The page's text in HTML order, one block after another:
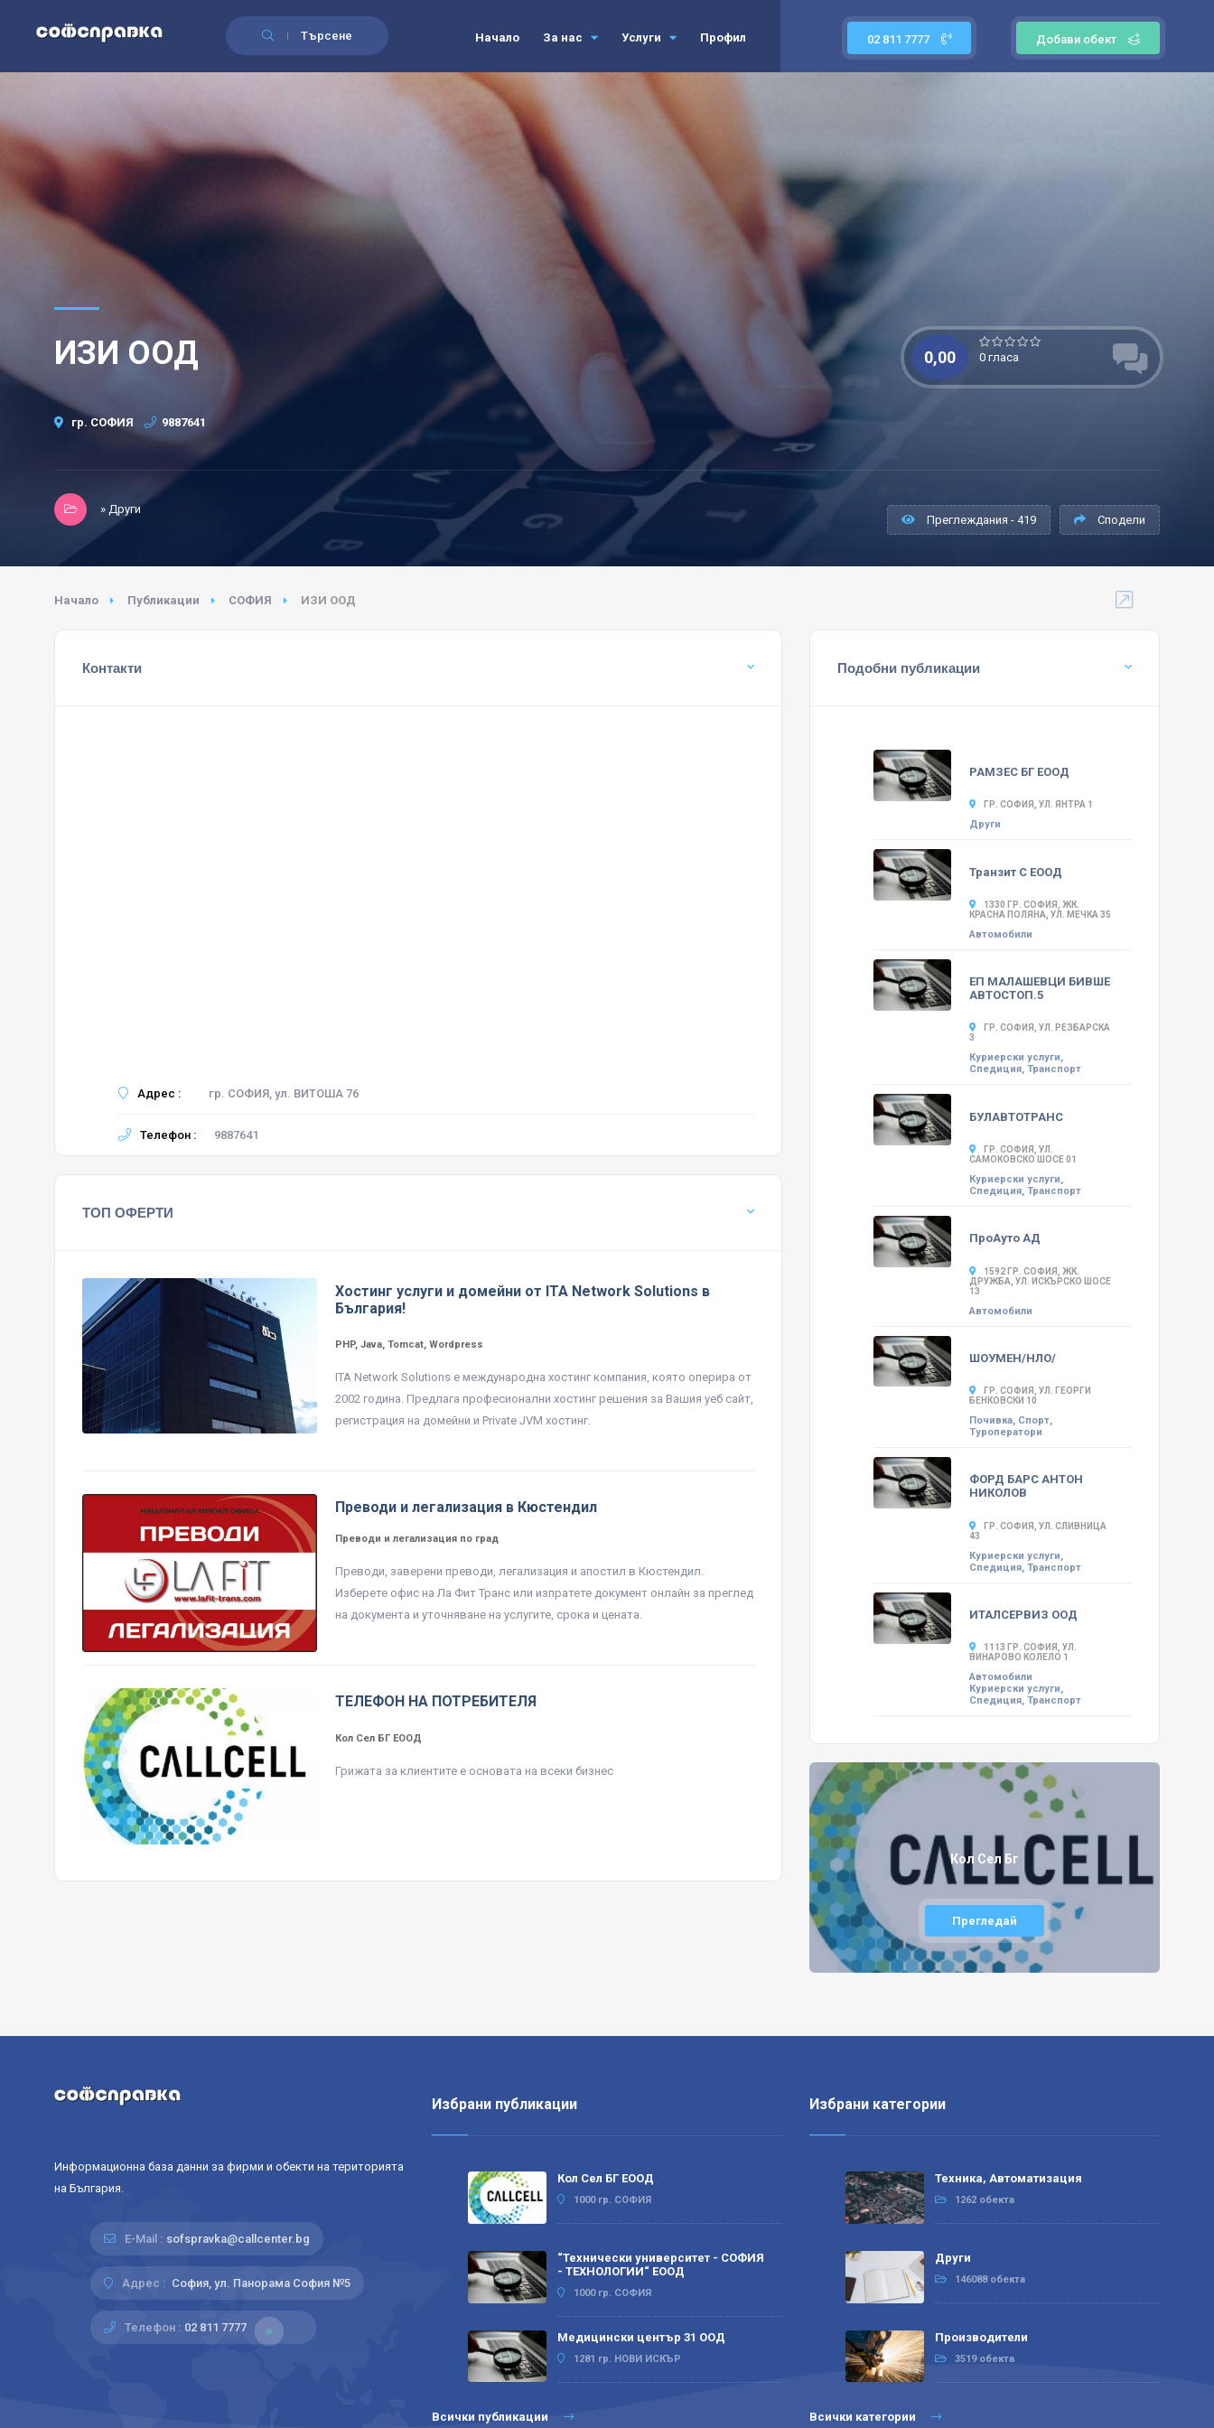
Търсене Добави обект
02 811 7777
Начало За нас Услуги Профил
ИЗИ ООД
гр. СОФИЯ 9887641
0,00 0 гласа
» Други
Преглеждания - 419
Сподели
Начало Публикации СОФИЯ ИЗИ ООД
Контакти
Адрес : гр. СОФИЯ, ул. ВИТОША 76
Телефон : 9887641
ТОП ОФЕРТИ
Хостинг услуги и домейни от ITA Network Solutions в
България!
PHP, Java, Tomcat, Wordpress
ITA Network Solutions е международна хостинг компания, която оперира от
2002 година. Предлага професионални хостинг решения за Вашия уеб сайт,
регистрация на домейни и Private JVM хостинг.
Преводи и легализация в Кюстендил
Преводи и легализация по град
Преводи, заверени преводи, легализация и апостил в Кюстендил.
Изберете офис на Ла Фит Транс или изпратете документ онлайн за преглед
на документа и уточняване на услугите, срока и цената.
ТЕЛЕФОН НА ПОТРЕБИТЕЛЯ
Кол Сел БГ ЕООД
Грижата за клиентите е основата на всеки бизнес
Подобни публикации
РАМЗЕС БГ ЕООД
ГР. СОФИЯ, УЛ. ЯНТРА 1
Други
Транзит С ЕООД
1330 ГР. СОФИЯ, ЖК.
КРАСНА ПОЛЯНА, УЛ. МЕЧКА 35
Автомобили
ЕП МАЛАШЕВЦИ БИВШЕ
АВТОСТОП.5
ГР. СОФИЯ, УЛ. РЕЗБАРСКА
3
Куриерски услуги,
Спедиция, Транспорт
БУЛАВТОТРАНС
ГР. СОФИЯ, УЛ.
САМОКОВСКО ШОСЕ 01
Куриерски услуги,
Спедиция, Транспорт
ПроАуто АД
1592 ГР. СОФИЯ, ЖК.
ДРУЖБА, УЛ. ИСКЪРСКО ШОСЕ
13
Автомобили
ШОУМЕН/НЛО/
ГР. СОФИЯ, УЛ. ГЕОРГИ
БЕНКОВСКИ 10
Почивка, Спорт,
Туроператори
ФОРД БАРС АНТОН
НИКОЛОВ
ГР. СОФИЯ, УЛ. СЛИВНИЦА
43
Куриерски услуги,
Спедиция, Транспорт
ИТАЛСЕРВИЗ ООД
1113 ГР. СОФИЯ, УЛ.
ВИНАРОВО КОЛЕЛО 1
Автомобили
Куриерски услуги,
Спедиция, Транспорт
Кол Сел Бг
Прегледай
Информационна база данни за фирми и обекти на територията
на България.
E-Mail : sofspravka@callcenter.bg
Адрес : София, ул. Панорама София №5
Телефон : 02 811 7777
Избрани публикации
Кол Сел БГ ЕООД
1000 гр. СОФИЯ
“Технически университет - СОФИЯ
- ТЕХНОЛОГИИ“ ЕООД
1000 гр. СОФИЯ
Медицински център 31 ООД
1281 гр. НОВИ ИСКЪР
Всички публикации
Избрани категории
Техника, Автоматизация
1262 обекта
Други
146088 обекта
Производители
3519 обекта
Всички категории